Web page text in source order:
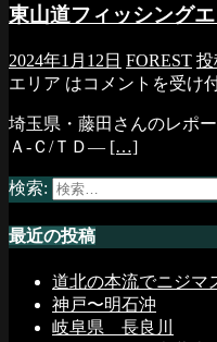
東山道フィッシング
2024年1月12日 FOREST 投
エリア はコメントを受け
埼玉県・藤田さんのレポ
Ａ-Ｃ/ＴＤ― […]
検索:
最近の投稿
道北の本流でニジマ
神戸〜明石沖
岐阜県 長良川